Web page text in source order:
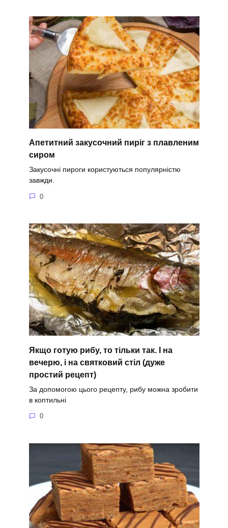
Апетитний закусочний пиріг з плавленим
сиром
Закусочні пироги користуються популярністю
завжди.
0
Якщо готую рибу, то тільки так. І на
вечерю, і на святковий стіл (дуже
простий рецепт)
За допомогою цього рецепту, рибу можна зробити
в коптильні
0